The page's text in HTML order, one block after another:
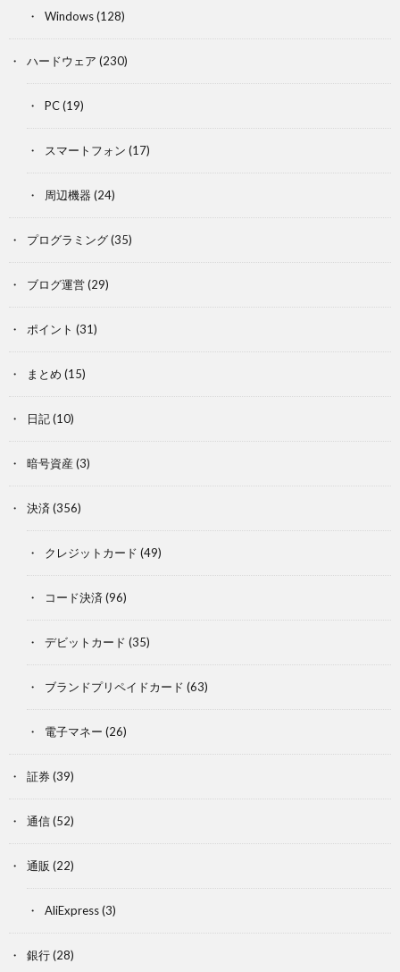
Windows(128)
ハードウェア (230)
PC(19)
スマートフォン (17)
周辺機器 (24)
プログラミング(35)
ブログ運営(29)
ポイント (31)
まとめ (15)
日記(10)
暗号資産 (3)
決済 (356)
クレジットカード (49)
コード決済 (96)
デビットカード (35)
ブランドプリペイドカード (63)
電子マネー (26)
証券(39)
通信(52)
通販 (22)
AliExpress(3)
銀行(28)